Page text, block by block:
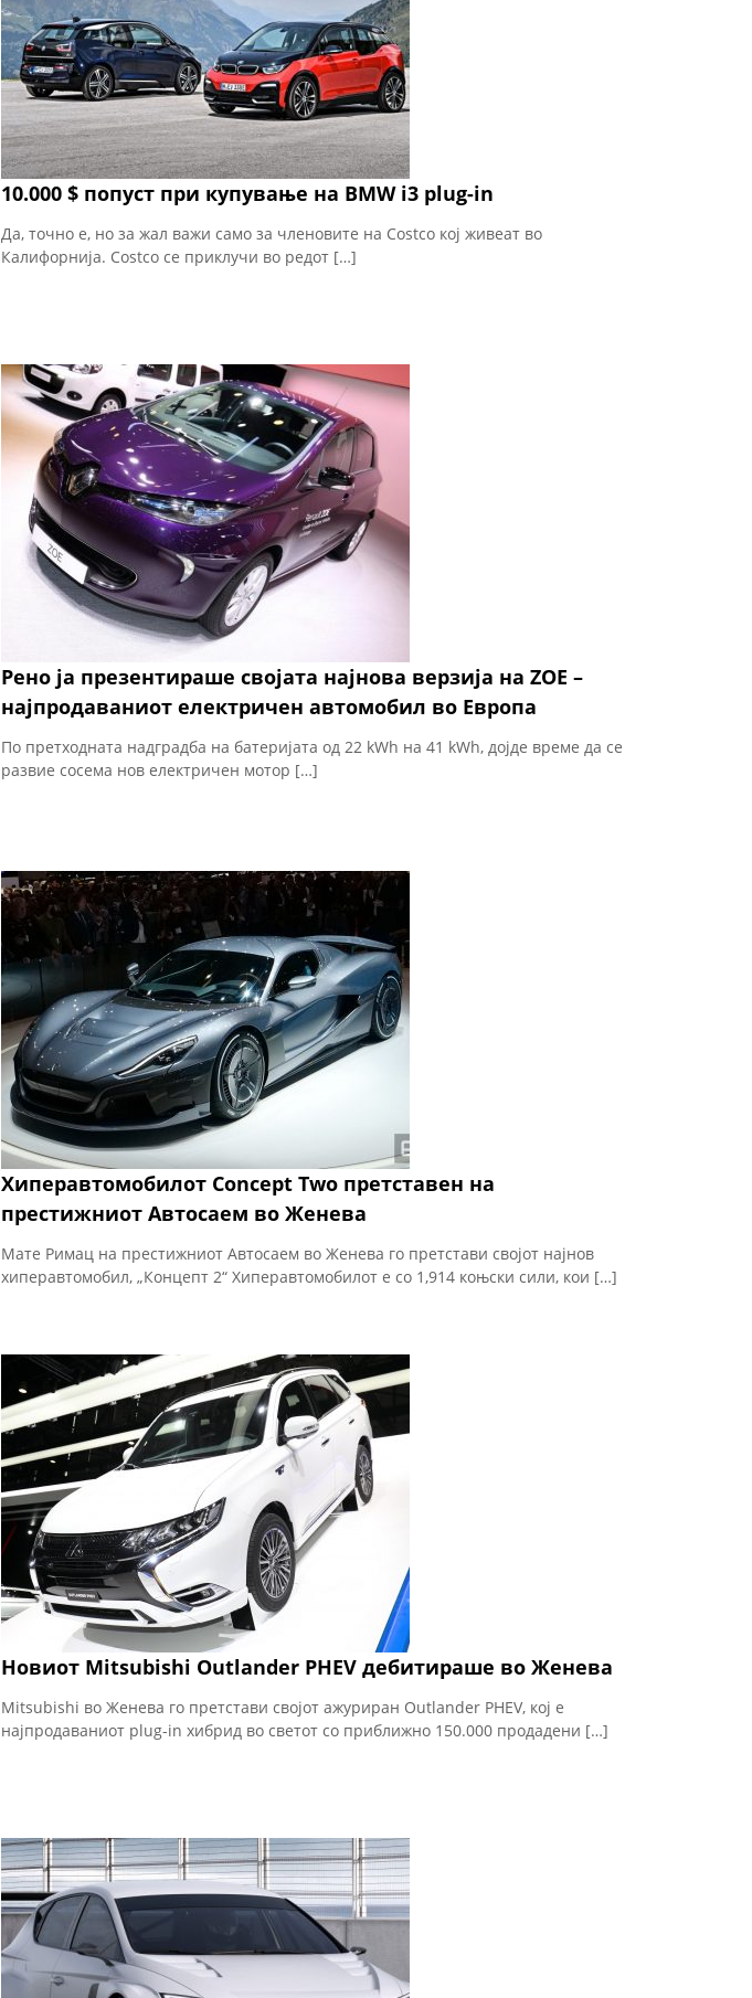
10.000 $ попуст при купување на BMW i3 plug-in
Да, точно е, но за жал важи само за членовите на Costco кој живеат во
Калифорнија. Costco се приклучи во редот […]
Рено ја презентираше својата најнова верзија на ZOE –
најпродаваниот електричен автомобил во Европа
По претходната надградба на батеријата од 22 kWh на 41 kWh, дојде време да се
развие сосема нов електричен мотор […]
Хиперавтомобилот Concept Two претставен на
престижниот Автосаем во Женева
Мате Римац на престижниот Автосаем во Женева го претстави својот најнов
хиперавтомобил, „Концепт 2“ Хиперавтомобилот е со 1,914 коњски сили, кои […]
Новиот Mitsubishi Outlander PHEV дебитираше во Женева
Mitsubishi во Женева го претстави својот ажуриран Outlander PHEV, кој е
најпродаваниот plug-in хибрид во светот со приближно 150.000 продадени […]